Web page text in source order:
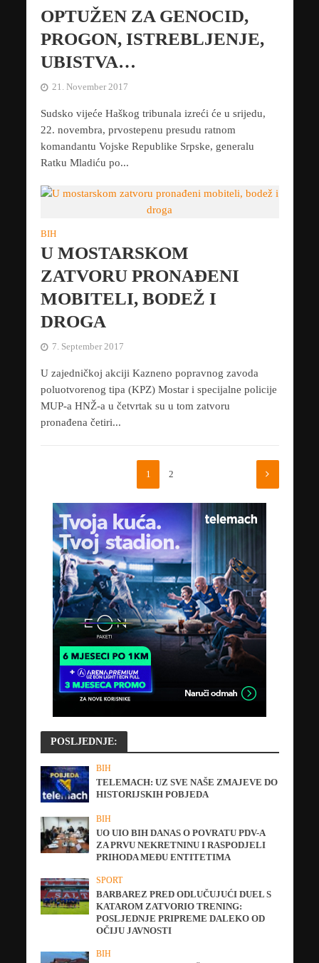
OPTUŽEN ZA GENOCID,
PROGON, ISTREBLJENJE,
UBISTVA…
21. November 2017
Sudsko vijeće Haškog tribunala izreći će u srijedu,
22. novembra, prvostepenu presudu ratnom
komandantu Vojske Republike Srpske, generalu
Ratku Mladiću po...
BIH
U MOSTARSKOM
ZATVORU PRONAĐENI
MOBITELI, BODEŽ I
DROGA
7. September 2017
U zajedničkoj akciji Kazneno popravnog zavoda
poluotvorenog tipa (KPZ) Mostar i specijalne policije
MUP-a HNŽ-a u četvrtak su u tom zatvoru
pronađena četiri...
1 2
POSLJEDNJE:
BIH
TELEMACH: UZ SVE NAŠE ZMAJEVE DO
HISTORIJSKIH POBJEDA
BIH
UO UIO BIH DANAS O POVRATU PDV-A
ZA PRVU NEKRETNINU I RASPODJELI
PRIHODA MEĐU ENTITETIMA
SPORT
BARBAREZ PRED ODLUČUJUĆI DUEL S
KATAROM ZATVORIO TRENING:
POSLJEDNJE PRIPREME DALEKO OD
OČIJU JAVNOSTI
BIH